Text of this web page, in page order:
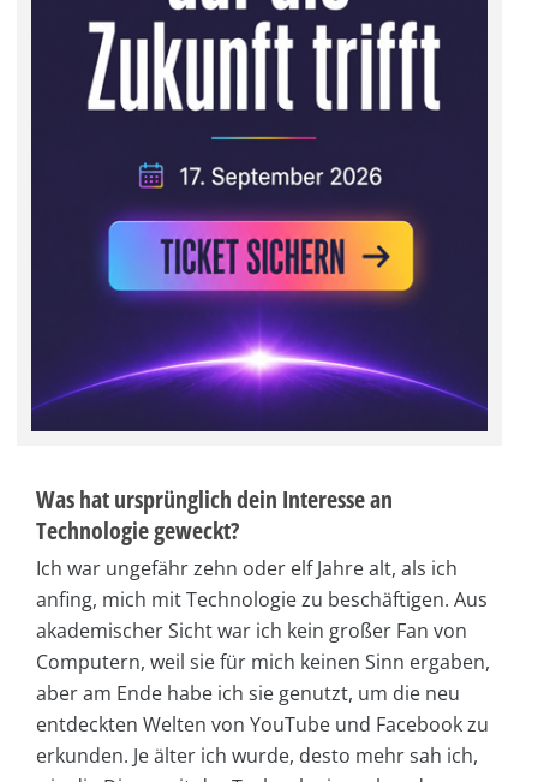
Was hat ursprünglich dein Interesse an
Technologie geweckt?
Ich war ungefähr zehn oder elf Jahre alt, als ich
anfing, mich mit Technologie zu beschäftigen. Aus
akademischer Sicht war ich kein großer Fan von
Computern, weil sie für mich keinen Sinn ergaben,
aber am Ende habe ich sie genutzt, um die neu
entdeckten Welten von YouTube und Facebook zu
erkunden. Je älter ich wurde, desto mehr sah ich,